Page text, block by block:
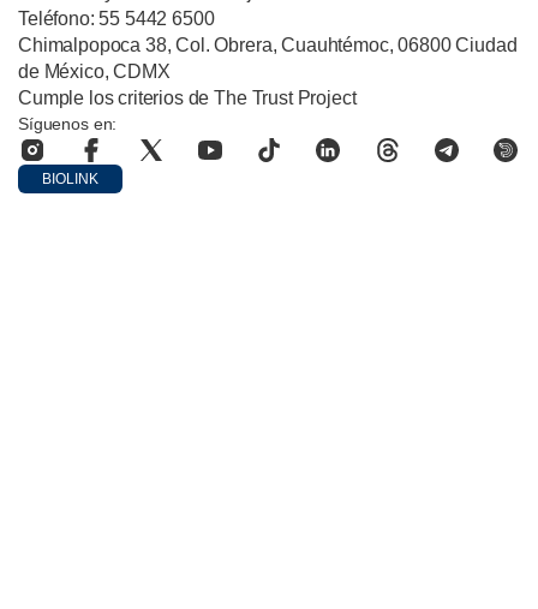
Teléfono: 55 5442 6500
Chimalpopoca 38, Col. Obrera, Cuauhtémoc, 06800 Ciudad
de México, CDMX
Cumple los criterios de The Trust Project
Síguenos en:
BIOLINK